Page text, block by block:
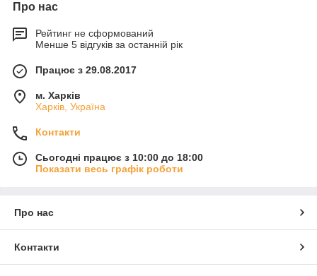
Про нас
Рейтинг не сформований
Менше 5 відгуків за останній рік
Працює з 29.08.2017
м. Харків
Харків, Україна
Контакти
Сьогодні працює з 10:00 до 18:00
Показати весь графік роботи
Про нас
Контакти